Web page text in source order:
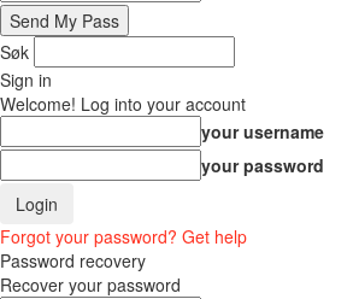
Søk
Sign in
Welcome! Log into your account
your username
your password
Forgot your password? Get help
Password recovery
Recover your password